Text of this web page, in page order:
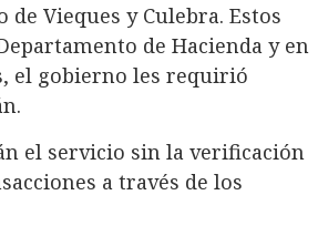
Vieques y Culebra. Estos
de Hacienda y en
el gobierno les requirió
el servicio sin la verificación
a través de los